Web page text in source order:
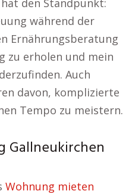
den Standpunkt:
während der
Ernährungsberatung
zu erholen und mein
Auch
davon, komplizierte
Tempo zu meistern.
Gallneukirchen
Wohnung mieten